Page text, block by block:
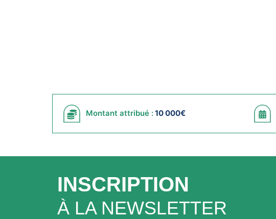
Montant attribué :10 000€
INSCRIPTION
À LA NEWSLETTER